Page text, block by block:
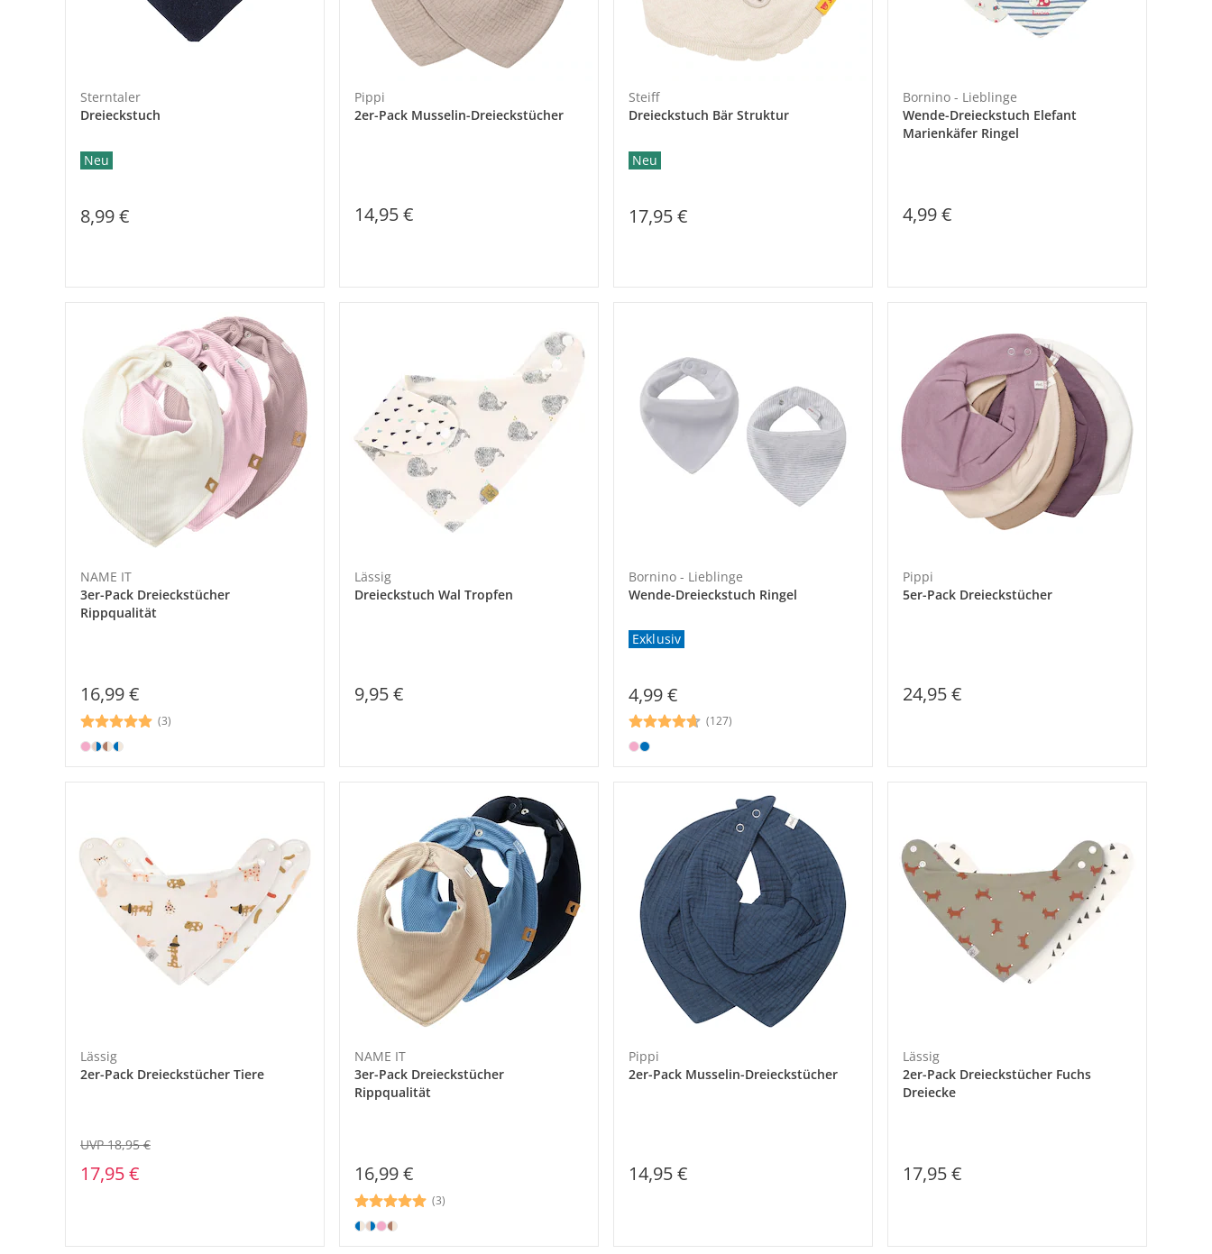
Sterntaler
Dreieckstuch
Neu
8,99 €
Pippi
2er-Pack Musselin-Dreieckstücher
14,95 €
Steiff
Dreieckstuch Bär Struktur
Neu
17,95 €
Bornino - Lieblinge
Wende-Dreieckstuch Elefant
Marienkäfer Ringel
4,99 €
NAME IT
3er-Pack Dreieckstücher
Rippqualität
16,99 €
(3)
Lässig
Dreieckstuch Wal Tropfen
9,95 €
Bornino - Lieblinge
Wende-Dreieckstuch Ringel
Exklusiv
4,99 €
(127)
Pippi
5er-Pack Dreieckstücher
24,95 €
Lässig
2er-Pack Dreieckstücher Tiere
17,95 €
UVP 18,95 €
NAME IT
3er-Pack Dreieckstücher
Rippqualität
16,99 €
(3)
Pippi
2er-Pack Musselin-Dreieckstücher
14,95 €
Lässig
2er-Pack Dreieckstücher Fuchs
Dreiecke
17,95 €